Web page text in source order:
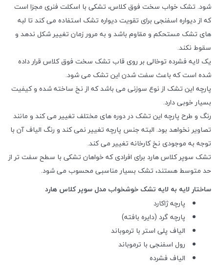
شود. تشک خواب سخت فوق کلاس، تشکی با اسکلت فنری مجزا است
که از دیواره اسفنجی برای تقویت دیواره تشک استفاده می کند تا لبه
های تشک مستحکم و مقاوم باشد و به مرور زمان تغییر شکل ندهد و
سقوط نکند.
یک لایه فشرده توخالی بر روی قاب تشک سخت فوق کلاس قرار داده
شده است که باعث سفت شدن این تشک می شود.
پارچه این تشک از نوع سوزنی می باشد که از نخ ساخته شده و کیفیت
بسیار خوبی دارد.
رنگ و طرح پارچه این تشک در دوره های مختلف تغییر می کند و مانند
تصاویر نخواهد بود. البته جنس پارچه تغییر نمی کند و رنگ الیاف آن با
توجه به موجودی نخ کارخانه تغییر می کند.
تشک سوپر کلاس هارد برای افرادی که خواهان تشکی با سطح سفت تر از
حد متوسط هستند، تشک بسیار مناسبی محسوب می شود.
ساختار لایه به لایه تشک خوشخواب مدل سوپر کلاس هارد
پارچه ژاکارد
پارچه گرد (دایره بافته)
الیاف پلی استر با ترموباند
رول اسفنجی با ترموباند
الیاف فشرده